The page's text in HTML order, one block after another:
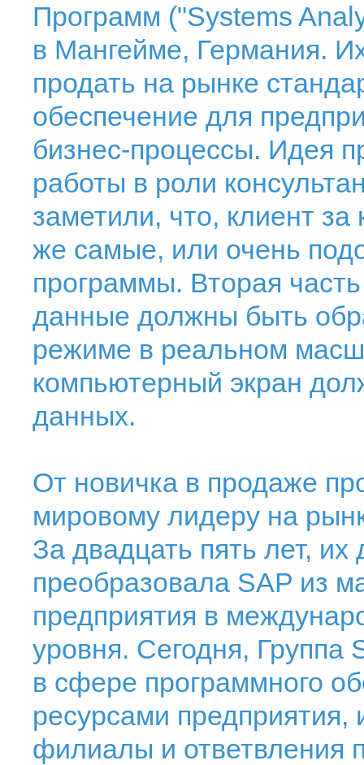
Программ ("Systems
в Мангейме, Германия.
продать на рынке
обеспечение для
бизнес-процессы. Идея
работы в роли
заметили, что, клиент
же самые, или очень
программы. Вторая
данные должны быть
режиме в реальном
компьютерный экран
данных.
От новичка в продаже
мировому лидеру на
За двадцать пять лет, их
преобразовала SAP из
предприятия в
уровня. Сегодня,
в сфере программного
ресурсами
филиалы и ответвления